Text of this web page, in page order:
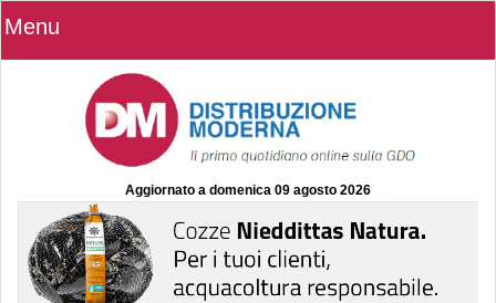
Menu
Aggiornato a domenica 09 agosto 2026